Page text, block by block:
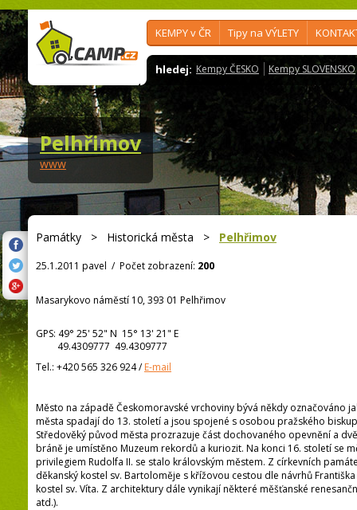
KEMPY v ČR Tipy na VÝLETY
hledej: Kempy ČESKO Kempy SLOVENSKO
Pelhřimov
www
Památky > Historická města > Pelhřimov
25.1.2011 pavel / Počet zobrazení: 200
Masarykovo náměstí 10, 393 01 Pelhřimov
GPS: 49° 25' 52" N 15° 13' 21" E
49.4309777 49.4309777
Tel.: +420 565 326 924/E-mail
Město na západě Českomoravské vrchoviny bývá někdy označováno
města spadají do 13. století a jsou spojené s osobou pražského
Středověký původ města prozrazuje část dochovaného opevnění a
bráně je umístěno Muzeum rekordů a kuriozit. Na konci 16. století se
privilegiem Rudolfa II. se stalo královským městem. Z církevních
děkanský kostel sv. Bartoloměje s křížovou cestou dle návrhů
kostel sv. Víta. Z architektury dále vynikají některé měšťanské
atd.).